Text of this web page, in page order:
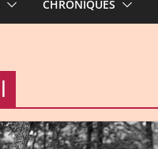
CHRONIQUES